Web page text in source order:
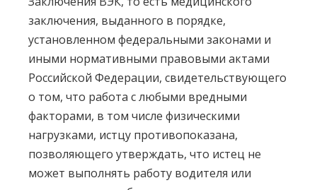
заключения, выданного в порядке,
установленном федеральными законами и
иными нормативными правовыми актами
Российской Федерации, свидетельствующего
о том, что работа с любыми вредными
факторами, в том числе физическими
нагрузками, истцу противопоказана,
позволяющего утверждать, что истец не
может выполнять работу водителя или